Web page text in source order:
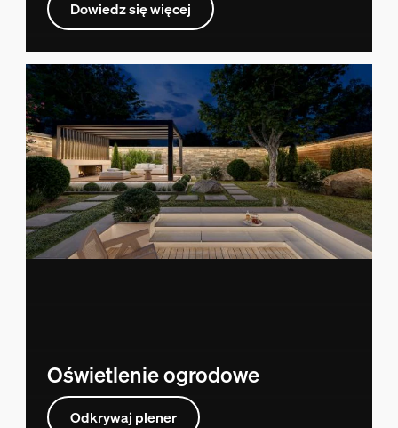
Dowiedz się więcej
Oświetlenie ogrodowe
Odkrywaj plener